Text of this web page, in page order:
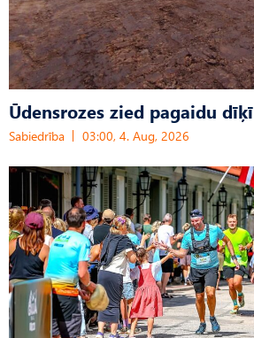
Ūdensrozes zied pagaidu dīķī
Sabiedrība 03:00, 4. Aug, 2026